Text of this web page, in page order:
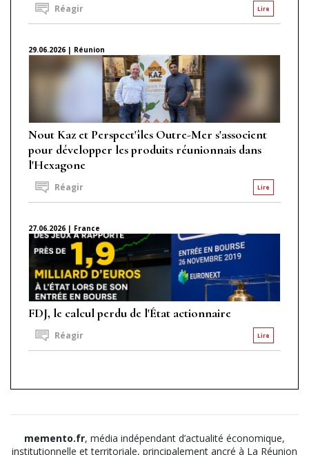
Lire
Réagir
29.06.2026 | Réunion
Nout Kaz et Perspect'îles Outre-Mer s'associent
pour développer les produits réunionnais dans
l'Hexagone
Lire
Réagir
27.06.2026 | France
FDJ, le calcul perdu de l'État actionnaire
Lire
Réagir
memento.fr, média indépendant d’actualité économique,
institutionnelle et territoriale, principalement ancré à La Réunion